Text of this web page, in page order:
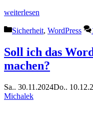
weiterlesen
Kategorien
Sicherheit, WordPress
Soll ich das
machen?
Sa.. 30.11.2024Do..
Michalek